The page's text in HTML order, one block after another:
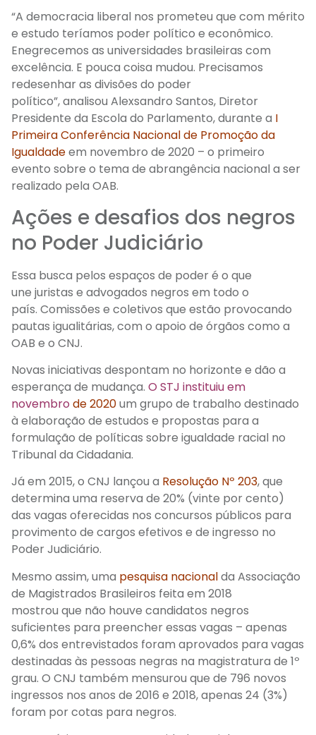
“A democracia liberal nos prometeu que com mérito
e estudo teríamos poder político e econômico.
Enegrecemos as universidades brasileiras com
excelência. E pouca coisa mudou. Precisamos
redesenhar as divisões do poder
político”,analisou Alexsandro Santos, Diretor
Presidente da Escola do Parlamento, durante a I
Primeira Conferência Nacional de Promoção da
Igualdadeem novembro de 2020 – o primeiro
evento sobre o tema de abrangência nacional a ser
realizado pela OAB.
Ações e desafios dos negros
no Poder Judiciário
Essa busca pelos espaços de poder é o que
une juristas e advogados negros em todo o
país. Comissões e coletivos que estão provocando
pautas igualitárias, com o apoio de órgãos como a
OAB e o CNJ.
Novas iniciativas despontam no horizonte e dão a
esperança de mudança. O STJ instituiu em
novembro de 2020um grupo de trabalho destinado
à elaboração de estudos e propostas para a
formulação de políticas sobre igualdade racial no
Tribunal da Cidadania.
Já em 2015, o CNJ lançou a Resolução Nº 203, que
determina uma reserva de 20% (vinte por cento)
das vagas oferecidas nos concursos públicos para
provimento de cargos efetivos e de ingresso no
Poder Judiciário.
Mesmo assim, uma pesquisa nacionalda Associação
de Magistrados Brasileiros feita em 2018
mostrou que não houve candidatos negros
suficientes para preencher essas vagas – apenas
0,6% dos entrevistados foram aprovados para vagas
destinadas às pessoas negras na magistratura de 1º
grau. O CNJ também mensurou que de 796 novos
ingressos nos anos de 2016 e 2018, apenas 24 (3%)
foram por cotas para negros.